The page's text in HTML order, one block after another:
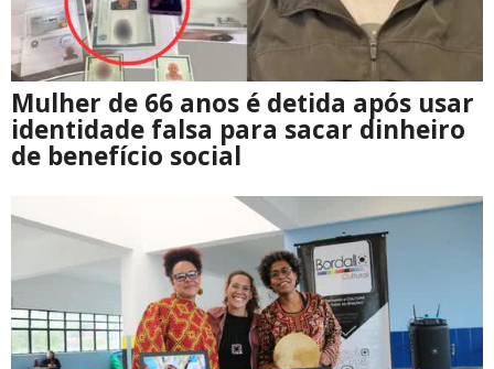
Mulher de 66 anos é detida após usar
identidade falsa para sacar dinheiro
de benefício social